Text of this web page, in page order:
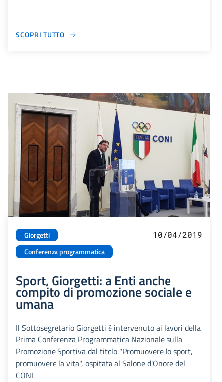
SCOPRI TUTTO
Giorgetti
Conferenza programmatica
10/04/2019
Sport, Giorgetti: a Enti anche
compito di promozione sociale e
umana
Il Sottosegretario Giorgetti è intervenuto ai lavori della
Prima Conferenza Programmatica Nazionale sulla
Promozione Sportiva dal titolo "Promuovere lo sport,
promuovere la vita", ospitata al Salone d'Onore del
CONI